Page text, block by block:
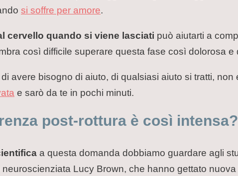
si soffre per amore.
cervello quando si viene lasciati può aiutarti a
così difficile superare questa fase così dolorosa e
avere bisogno di aiuto, di qualsiasi aiuto si tratti, non
e sarò da te in pochi minuti.
post-rottura è così intensa?
a questa domanda dobbiamo guardare agli
Lucy Brown, che hanno gettato